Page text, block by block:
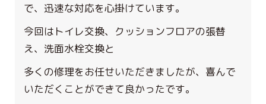
で、迅速な対応を心掛けています。
今回はトイレ交換、クッションフロアの張替
え、洗面水栓交換と
多くの修理をお任せいただきましたが、喜んで
いただくことができて良かったです。